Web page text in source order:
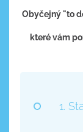
Obyčejný "to
které vám
1.